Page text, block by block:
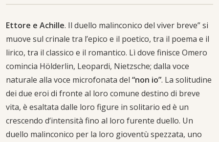
Ettore e Achille. Il duello malinconico del viver breve” si
muove sul crinale tra l’epico e il poetico, tra il poema e il
lirico, tra il classico e il romantico. Lì dove finisce Omero
comincia Hölderlin, Leopardi, Nietzsche; dalla voce
naturale alla voce microfonata del “non io”. La solitudine
dei due eroi di fronte al loro comune destino di breve
vita, è esaltata dalle loro figure in solitario ed è un
crescendo d’intensità fino al loro furente duello. Un
duello malinconico per la loro gioventù spezzata, uno